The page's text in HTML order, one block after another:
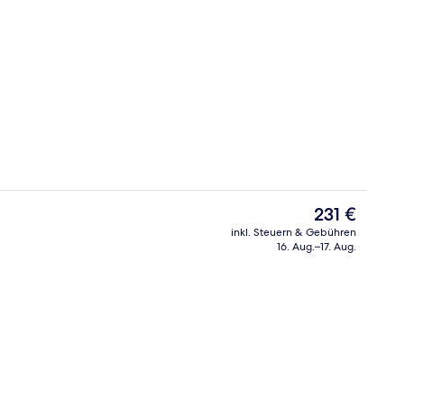
Lobby-Lounge
Der
aktuelle
Preis
231 €
inkl. Steuern & Gebühren
16. Aug.–17. Aug.